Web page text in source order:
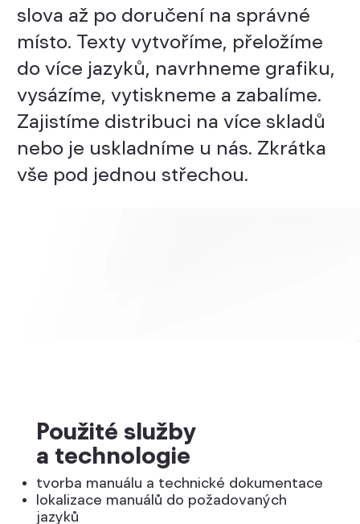
slova až po doručení na správné
místo. Texty vytvoříme, přeložíme
do více jazyků, navrhneme grafiku,
vysázíme, vytiskneme a zabalíme.
Zajistíme distribuci na více skladů
nebo je uskladníme u nás. Zkrátka
vše pod jednou střechou.
Použité služby
a technologie
tvorba manuálu a technické dokumentace
lokalizace manuálů do požadovaných
jazyků